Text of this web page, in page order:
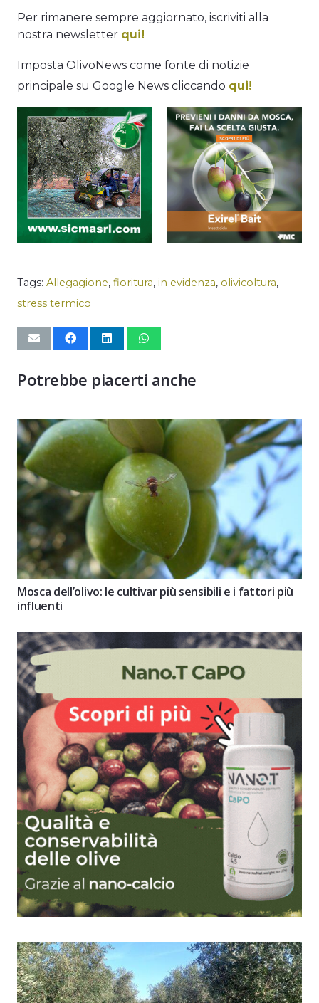
Per rimanere sempre aggiornato, iscriviti alla
nostra newsletter qui!
Imposta OlivoNews come fonte di notizie
principale su Google News cliccando qui!
Tags: Allegagione, fioritura, in evidenza, olivicoltura,
stress termico
Potrebbe piacerti anche
Mosca dell’olivo: le cultivar più sensibili e i fattori più
influenti